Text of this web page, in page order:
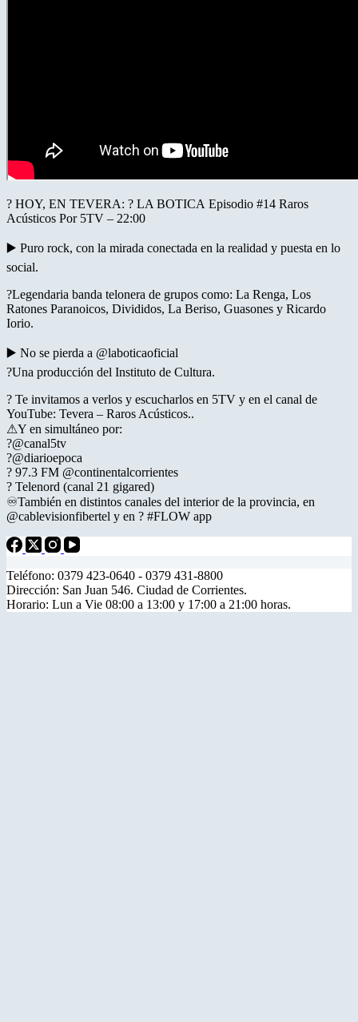
? HOY, EN TEVERA: ? LA BOTICA Episodio #14 Raros
Acústicos Por 5TV – 22:00
▶️ Puro rock, con la mirada conectada en la realidad y puesta en lo
social.
?Legendaria banda telonera de grupos como: La Renga, Los
Ratones Paranoicos, Divididos, La Beriso, Guasones y Ricardo
Iorio.
▶️ No se pierda a @laboticaoficial
?Una producción del Instituto de Cultura.
? Te invitamos a verlos y escucharlos en 5TV y en el canal de
YouTube: Tevera – Raros Acústicos..
⚠Y en simultáneo por:
?@canal5tv
?@diarioepoca
? 97.3 FM @continentalcorrientes
? Telenord (canal 21 gigared)
♾️También en distintos canales del interior de la provincia, en
@cablevisionfibertel y en ? #FLOW app
Teléfono: 0379 423-0640 - 0379 431-8800
Dirección: San Juan 546. Ciudad de Corrientes.
Horario: Lun a Vie 08:00 a 13:00 y 17:00 a 21:00 horas.